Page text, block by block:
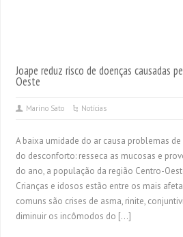
Joape reduz risco de doenças causadas
Oeste
Marino Sato Notícias
A baixa umidade do ar causa problemas
do desconforto: resseca as mucosas e
do ano, a população da região Centro-
Crianças e idosos estão entre os mais
comuns são crises de asma, rinite,
diminuir os incômodos do […]